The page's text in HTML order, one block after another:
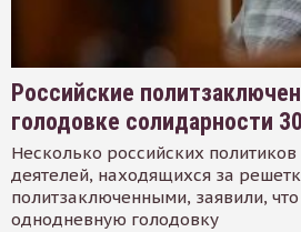
Российские
голодовке солидарности
Несколько российских
деятелей, находящихся за
политзаключенными, заявили,
однодневную голодовку